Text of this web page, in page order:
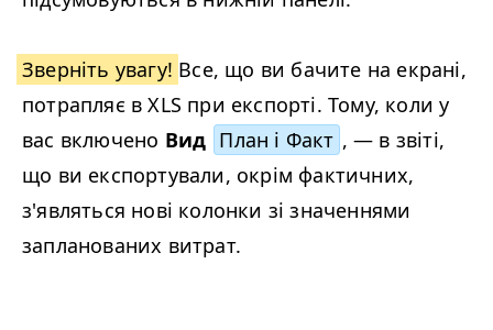
Зверніть увагу! Все, що ви бачите на екрані,
потрапляє в XLS при експорті. Тому, коли у
вас включено Вид План і Факт , — в звіті,
що ви експортували, окрім фактичних,
з'являться нові колонки зі значеннями
запланованих витрат.